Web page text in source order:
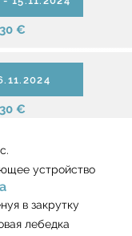
€
€
устройство
в закрутку
лебедка